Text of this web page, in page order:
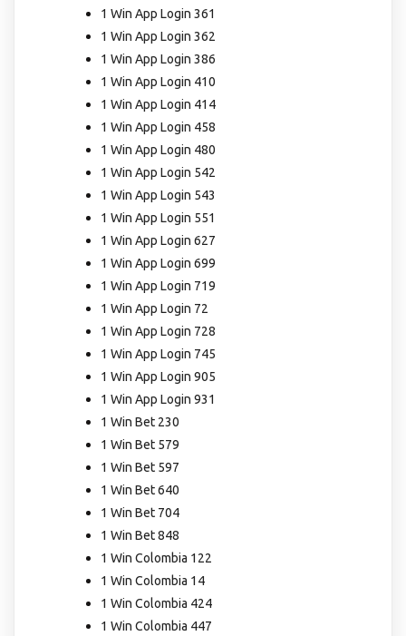
1 Win App Login 361
1 Win App Login 362
1 Win App Login 386
1 Win App Login 410
1 Win App Login 414
1 Win App Login 458
1 Win App Login 480
1 Win App Login 542
1 Win App Login 543
1 Win App Login 551
1 Win App Login 627
1 Win App Login 699
1 Win App Login 719
1 Win App Login 72
1 Win App Login 728
1 Win App Login 745
1 Win App Login 905
1 Win App Login 931
1 Win Bet 230
1 Win Bet 579
1 Win Bet 597
1 Win Bet 640
1 Win Bet 704
1 Win Bet 848
1 Win Colombia 122
1 Win Colombia 14
1 Win Colombia 424
1 Win Colombia 447